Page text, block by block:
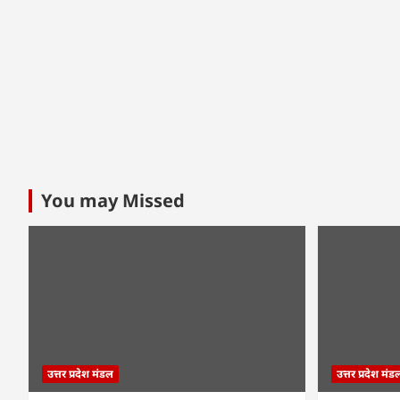
You may Missed
उत्तर प्रदेश मंडल उत्तर प्रदेश